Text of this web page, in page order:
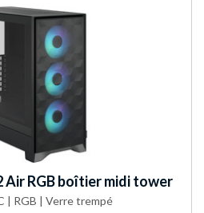
Air RGB boîtier midi tower
| RGB | Verre trempé